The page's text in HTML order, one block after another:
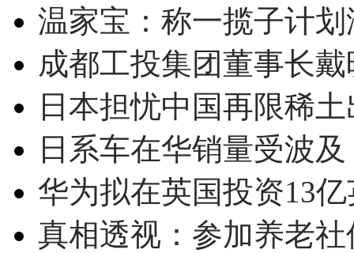
温家宝：称一揽子计
成都工投集团董事长
日本担忧中国再限稀
日系车在华销量受波
华为拟在英国投资13
真相透视：参加养老